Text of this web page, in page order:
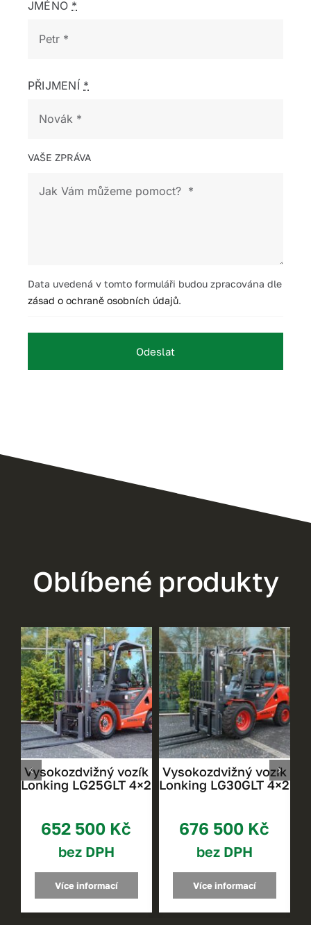
JMÉNO *
PŘIJMENÍ *
VAŠE ZPRÁVA
Data uvedená v tomto formuláři budou zpracována dle
zásad o ochraně osobních údajů.
Odeslat
Oblíbené produkty
Vysokozdvižný vozík
Lonking LG25GLT 4×2
652 500 Kč
bez DPH
Více informací
Vysokozdvižný vozík
Lonking LG30GLT 4×2
676 500 Kč
bez DPH
Více informací